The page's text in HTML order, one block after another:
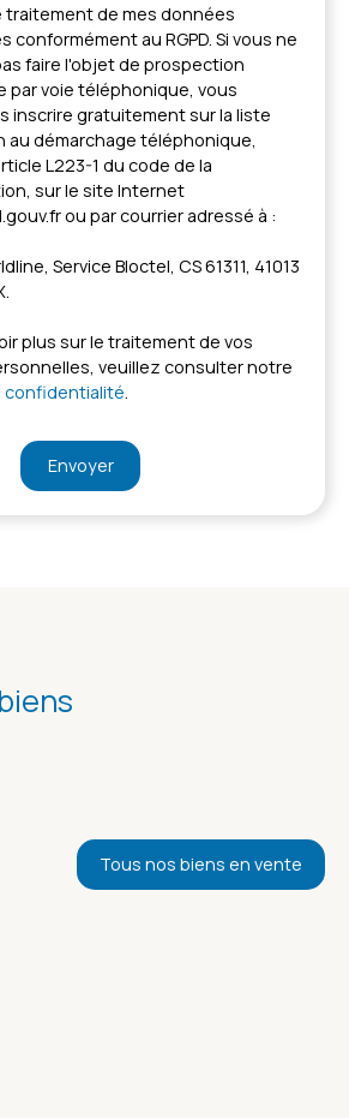
traitement de mes données
conformément au RGPD. Si vous ne
faire l'objet de prospection
par voie téléphonique, vous
inscrire gratuitement sur la liste
au démarchage téléphonique,
L223-1 du code de la
sur le site Internet
ou par courrier adressé à :
Service Bloctel, CS 61311, 41013
plus sur le traitement de vos
veuillez consulter notre
confidentialité
Envoyer
Tous nos biens en vente